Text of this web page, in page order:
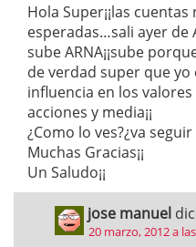
Hola Super¡¡las
esperadas…sali ayer de
sube ARNA¡¡sube
de verdad super que
influencia en los
acciones y media¡¡
¿Como lo ves?¿va
Muchas Gracias¡¡
Un Saludo¡¡
jose manuel
20 marzo, 2012 a